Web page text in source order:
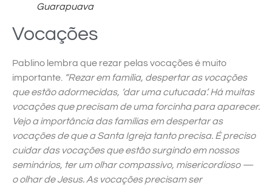
Guarapuava
Vocações
Pablino lembra que rezar pelas vocações é muito
importante. “Rezar em família, despertar as vocações
que estão adormecidas, ‘dar uma cutucada’. Há muitas
vocações que precisam de uma forcinha para aparecer.
Vejo a importância das famílias em despertar as
vocações de que a Santa Igreja tanto precisa. É preciso
cuidar das vocações que estão surgindo em nossos
seminários, ter um olhar compassivo, misericordioso —
o olhar de Jesus. As vocações precisam ser